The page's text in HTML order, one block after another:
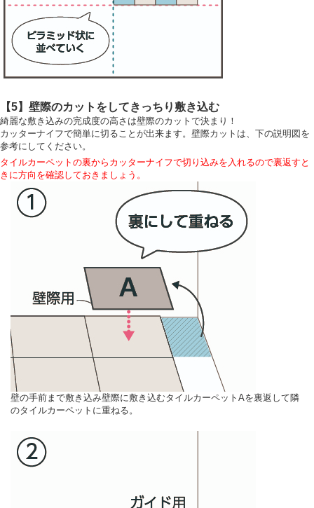
【5】壁際のカットをしてきっちり敷き込む
綺麗な敷き込みの完成度の高さは壁際のカットで決まり！
カッターナイフで簡単に切ることが出来ます。壁際カットは、下の説明図を
参考にしてください。
タイルカーペットの裏からカッターナイフで切り込みを入れるので裏返すと
きに方向を確認しておきましょう。
壁の手前まで敷き込み壁際に敷き込むタイルカーペットAを裏返して隣
のタイルカーペットに重ねる。